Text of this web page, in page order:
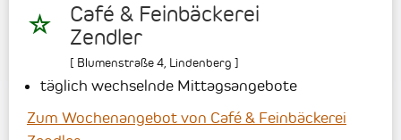
Café & Feinbäckerei
Zendler
[ Blumenstraße 4 Lindenberg ]
täglich wechselnde Mittagsangebote
Zum Wochenangebot von Café & Feinbäckerei